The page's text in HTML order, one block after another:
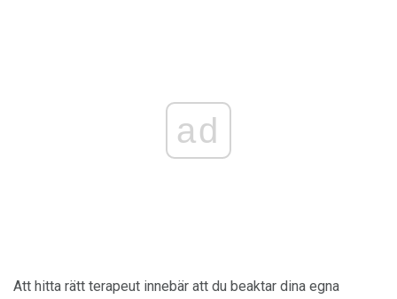
ad
Att hitta rätt terapeut innebär att du beaktar dina egna